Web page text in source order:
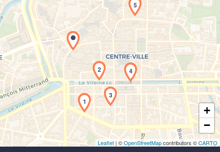
Chargement de la carte en cours...
1
2
3
4
5
+
−
Leaflet | ©OpenStreetMapcontributors ©CARTO